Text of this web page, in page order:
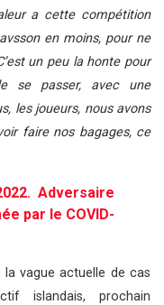
a cette compétition
en moins, pour ne
un peu la honte pour
se passer, avec une
les joueurs, nous avons
faire nos bagages, ce
Adversaire
par le COVID-
la vague actuelle de cas
islandais, prochain